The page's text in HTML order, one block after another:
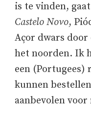
is te vinden,
Castelo Novo,
Açor dwars door
het noorden. Ik
een (Portugees)
kunnen
aanbevolen